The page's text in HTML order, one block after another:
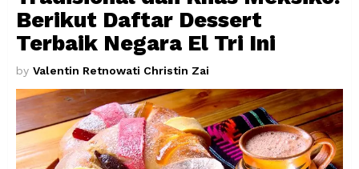
Berikut Daftar Dessert
Terbaik Negara El Tri Ini
by Valentin Retnowati Christin Zai